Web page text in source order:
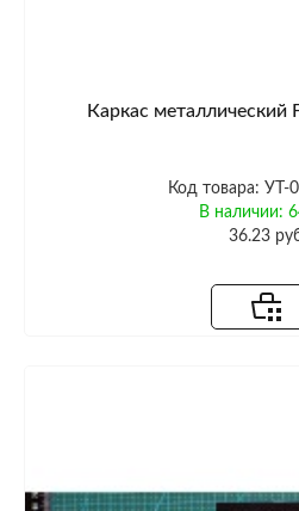
Каркас металлический
Код товара: УТ-
В наличии:
36.23